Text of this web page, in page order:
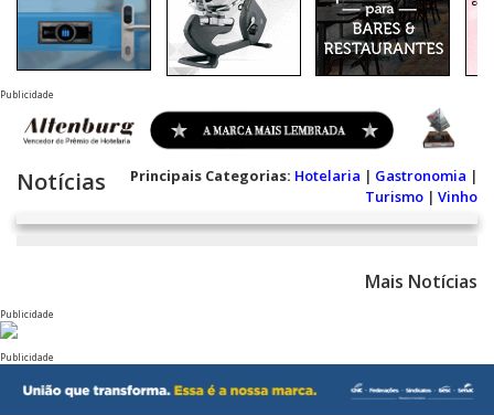
Publicidade
Notícias Principais Categorias: Hotelaria | Gastronomia |
Turismo | Vinho
Mais Notícias
Publicidade
Publicidade